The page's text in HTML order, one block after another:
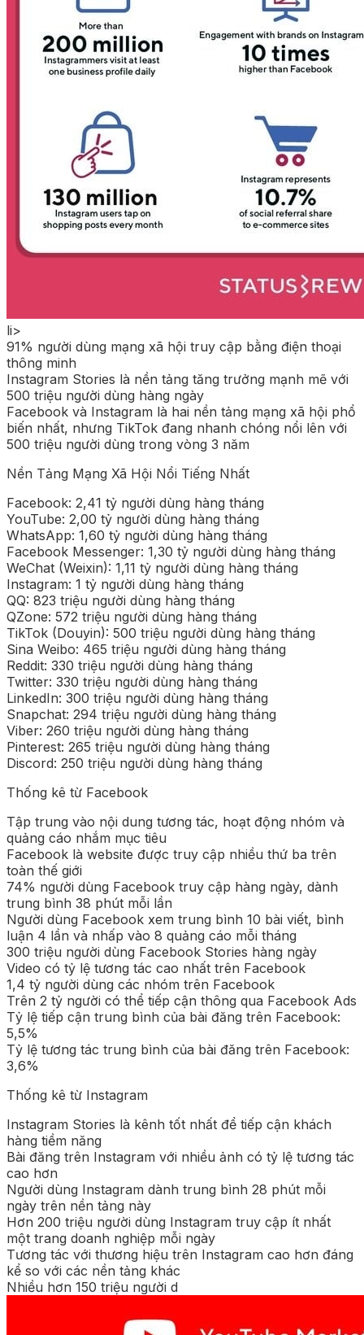
li>
91% người dùng mạng xã hội truy cập bằng điện thoại
thông minh
Instagram Stories là nền tảng tăng trưởng mạnh mẽ với
500 triệu người dùng hàng ngày
Facebook và Instagram là hai nền tảng mạng xã hội phổ
biến nhất, nhưng TikTok đang nhanh chóng nổi lên với
500 triệu người dùng trong vòng 3 năm
Nền Tảng Mạng Xã Hội Nổi Tiếng Nhất
Facebook: 2,41 tỷ người dùng hàng tháng
YouTube: 2,00 tỷ người dùng hàng tháng
WhatsApp: 1,60 tỷ người dùng hàng tháng
Facebook Messenger: 1,30 tỷ người dùng hàng tháng
WeChat (Weixin): 1,11 tỷ người dùng hàng tháng
Instagram: 1 tỷ người dùng hàng tháng
QQ: 823 triệu người dùng hàng tháng
QZone: 572 triệu người dùng hàng tháng
TikTok (Douyin): 500 triệu người dùng hàng tháng
Sina Weibo: 465 triệu người dùng hàng tháng
Reddit: 330 triệu người dùng hàng tháng
Twitter: 330 triệu người dùng hàng tháng
LinkedIn: 300 triệu người dùng hàng tháng
Snapchat: 294 triệu người dùng hàng tháng
Viber: 260 triệu người dùng hàng tháng
Pinterest: 265 triệu người dùng hàng tháng
Discord: 250 triệu người dùng hàng tháng
Thống kê từ Facebook
Tập trung vào nội dung tương tác, hoạt động nhóm và
quảng cáo nhắm mục tiêu
Facebook là website được truy cập nhiều thứ ba trên
toàn thế giới
74% người dùng Facebook truy cập hàng ngày, dành
trung bình 38 phút mỗi lần
Người dùng Facebook xem trung bình 10 bài viết, bình
luận 4 lần và nhấp vào 8 quảng cáo mỗi tháng
300 triệu người dùng Facebook Stories hàng ngày
Video có tỷ lệ tương tác cao nhất trên Facebook
1,4 tỷ người dùng các nhóm trên Facebook
Trên 2 tỷ người có thể tiếp cận thông qua Facebook Ads
Tỷ lệ tiếp cận trung bình của bài đăng trên Facebook:
5,5%
Tỷ lệ tương tác trung bình của bài đăng trên Facebook:
3,6%
Thống kê từ Instagram
Instagram Stories là kênh tốt nhất để tiếp cận khách
hàng tiềm năng
Bài đăng trên Instagram với nhiều ảnh có tỷ lệ tương tác
cao hơn
Người dùng Instagram dành trung bình 28 phút mỗi
ngày trên nền tảng này
Hơn 200 triệu người dùng Instagram truy cập ít nhất
một trang doanh nghiệp mỗi ngày
Tương tác với thương hiệu trên Instagram cao hơn đáng
kể so với các nền tảng khác
Nhiều hơn 150 triệu người d